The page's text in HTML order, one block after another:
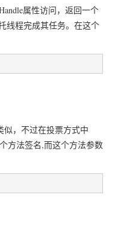
属性访问，返回一个
线程完成其任务。在这个
似，不过在投票方式中
方法签名,而这个方法参数